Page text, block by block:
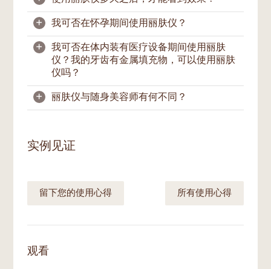
擦拭干净，再用棉花或纸巾擦干。请格外注意
擦拭按摩头上的凹槽。
切勿将设备放在流水下。将设备面朝下放在干
布或纸巾上。这将有助于机身排出任何剩余的
溶液。每次使用后正确擦拭清理设备，有益于
维持设备的寿命与功效。
一般情况下不会。按摩头是以高密度材质及钛
镀层离子头制成，适合大多数肌肤类型使用。
如果在使用产品期间怀疑产生过敏反应，请马
上停止使用丽肤仪。
这取决于您的肌肤类型以及肌肤问题的严重程
度。肌肤状况较为正常或肌肤问题轻微的用
户，只需使用几次便能看到较显著的效果。如
您的肌肤状况较为严重，可能需要使用多次才
能见效。
我们的肌肤细胞更新周期一般为28天。只要
+ 我可否在怀孕期间使用丽肤仪？
如您正处于怀孕期间或觉得自己已经怀孕了，
请在使用丽肤仪前咨询您的医生。
+
我可否在体内装有医疗设备期间使用丽肤
仪？我的牙齿有金属填充物，可以使用丽肤
仪吗？
不可以。用水直接冲洗机身将对仪器造成损
擦拭按摩头上的凹槽。
溶液。每次使用后正确擦拭清理设备，有益于
+ 丽肤仪与随身美容师有何不同？
更新、润泽、彩光和热能。这4项美肌科技共
同发挥作用，有助于增强护肤品营养的渗透，
随身美容师则是模拟居家美容护理。它结合了
于面部按摩和促进血液循环。
实例见证
留下您的使用心得 所有使用心得
观看